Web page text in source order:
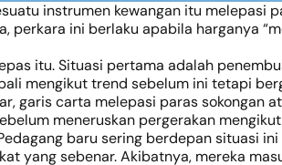
instrumen kewangan itu melepasi
perkara ini berlaku apabila harganya
itu. Situasi pertama adalah
mengikut trend sebelum ini tetapi
garis carta melepasi paras sokongan
meneruskan pergerakan
baru sering berdepan situasi
yang sebenar. Akibatnya, mereka